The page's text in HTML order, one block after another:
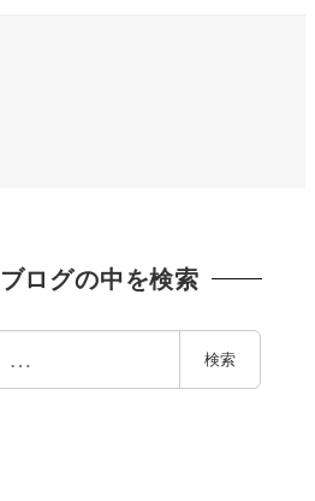
ブログの中を検索
検索